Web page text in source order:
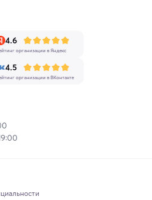
4.6
организации в Яндекс
4.5
организации в ВКонтакте